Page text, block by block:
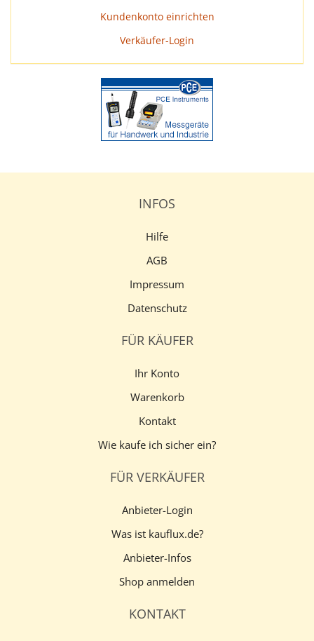
Kundenkonto einrichten
Verkäufer-Login
INFOS
Hilfe
AGB
Impressum
Datenschutz
FÜR KÄUFER
Ihr Konto
Warenkorb
Kontakt
Wie kaufe ich sicher ein?
FÜR VERKÄUFER
Anbieter-Login
Was ist kauflux.de?
Anbieter-Infos
Shop anmelden
KONTAKT